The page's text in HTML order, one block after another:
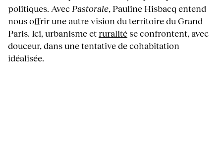
politiques. Avec Pastorale, Pauline Hisbacq entend
nous offrir une autre vision du territoire du Grand
Paris. Ici, urbanisme etruralité se confrontent, avec
douceur, dans une tentative de cohabitation
idéalisée.